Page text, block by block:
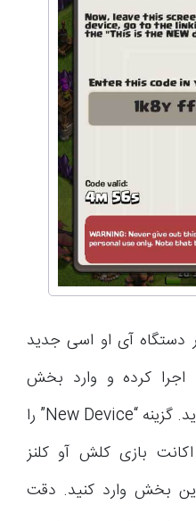
دستگاه آی او اسی جدید
اجرا کرده و وارد بخش
تنظیمات یا Settings آن شوید. گزینه “New Device” را
بازی کلش آو کلنز
بخش وارد کنید. دقت